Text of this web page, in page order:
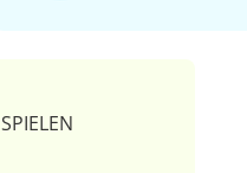
SPIELEN